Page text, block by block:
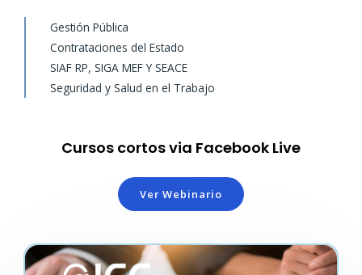
Gestión Pública
Contrataciones del Estado
SIAF RP, SIGA MEF Y SEACE
Seguridad y Salud en el Trabajo
Cursos cortos via Facebook Live
Ver Webinario